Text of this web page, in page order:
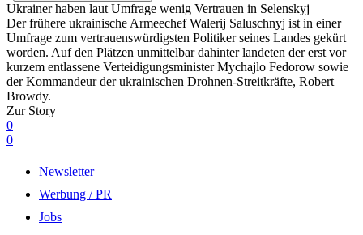
Ukrainer haben laut Umfrage wenig Vertrauen in Selenskyj
Der frühere ukrainische Armeechef Walerij Saluschnyj ist in einer
Umfrage zum vertrauenswürdigsten Politiker seines Landes gekürt
worden. Auf den Plätzen unmittelbar dahinter landeten der erst vor
kurzem entlassene Verteidigungsminister Mychajlo Fedorow sowie
der Kommandeur der ukrainischen Drohnen-Streitkräfte, Robert
Browdy.
Zur Story
0
0
Newsletter
Werbung / PR
Jobs